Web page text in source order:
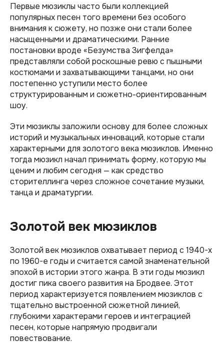
Первые мюзиклы часто были коллекцией
популярных песен того времени без особого
внимания к сюжету, но позже они стали более
насыщенными и драматическими. Ранние
постановки вроде «Безумства Зигфелда»
представляли собой роскошные ревю с пышными
костюмами и захватывающими танцами, но они
постепенно уступили место более
структурированным и сюжетно-ориентированным
шоу.
Эти мюзиклы заложили основу для более сложных
историй и музыкальных инноваций, которые стали
характерными для золотого века мюзиклов. Именно
тогда мюзикл начал принимать форму, которую мы
ценим и любим сегодня — как средство
сторителлинга через сложное сочетание музыки,
танца и драматургии.
Золотой век мюзиклов
Золотой век мюзиклов охватывает период с 1940-х
по 1960-е годы и считается самой знаменательной
эпохой в истории этого жанра. В эти годы мюзикл
достиг пика своего развития на Бродвее. Этот
период характеризуется появлением мюзиклов с
тщательно выстроенной сюжетной линией,
глубокими характерами героев и интеграцией
песен, которые напрямую продвигали
повествование.